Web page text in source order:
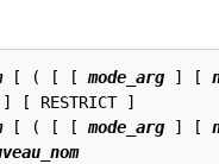
[ ( [ [ mode_arg ] [
RESTRICT ]
[ ( [ [ mode_arg ] [